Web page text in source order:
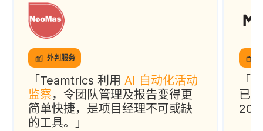
外判服务
「Teamtrics 利用 AI 自动化活动
监察，令团队管理及报告变得更
简单快捷，是项目经理不可或缺
的工具。」
「
已